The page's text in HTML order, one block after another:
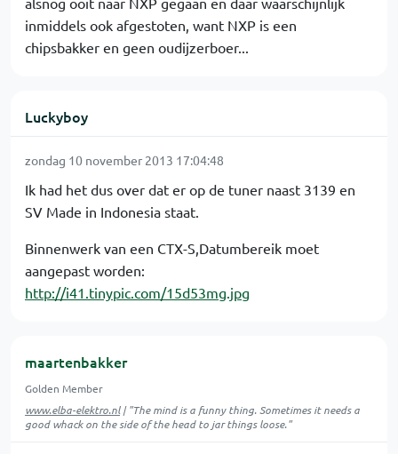
inmiddels ook afgestoten, want NXP is een
chipsbakker en geen oudijzerboer...
Luckyboy
zondag 10 november 2013 17:04:48
Ik had het dus over dat er op de tuner naast 3139 en
SV Made in Indonesia staat.
Binnenwerk van een CTX-S,Datumbereik moet
aangepast worden:
http://i41.tinypic.com/15d53mg.jpg
maartenbakker
Golden Member
www.elba-elektro.nl| "The mind is a funny thing. Sometimes it needs a
good whack on the side of the head to jar things loose."